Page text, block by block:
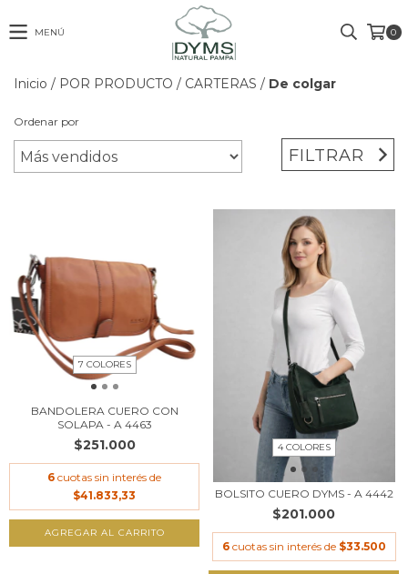
MENÚ 0
Inicio / POR PRODUCTO / CARTERAS / De colgar
Ordenar por
FILTRAR
7 COLORES
BANDOLERA CUERO CON
SOLAPA - A 4463
$251.000
6 cuotas sin interés de
$41.833,33
AGREGAR AL CARRITO
4 COLORES
BOLSITO CUERO DYMS - A 4442
$201.000
6 cuotas sin interés de $33.500